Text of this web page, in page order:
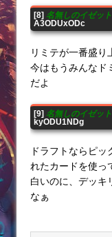
[8] 名無しのイゼッ
A3ODUxODc
リミテが一番盛り
今はもうみんなド
だよ
[9] 名無しのイゼッ
kyODU1NDg
ドラフトならピ
れたカードを使っ
白いのに、デッキ
なぁ